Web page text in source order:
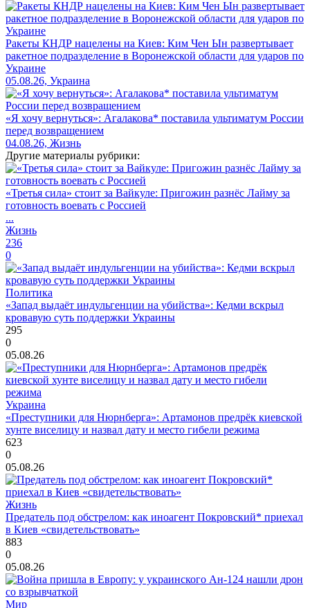
Ракеты КНДР нацелены на Киев: Ким Чен Ын развертывает
ракетное подразделение в Воронежской области для ударов по
Украине
05.08.26, Украина
«Я хочу вернуться»: Агалакова* поставила ультиматум России
перед возвращением
04.08.26, Жизнь
Другие материалы рубрики:
«Третья сила» стоит за Вайкуле: Пригожин разнёс Лайму за
готовность воевать с Россией
...
Жизнь
236
0
Политика
«Запад выдаёт индульгенции на убийства»: Кедми вскрыл
кровавую суть поддержки Украины
295
0
05.08.26
Украина
«Преступники для Нюрнберга»: Артамонов предрёк киевской
хунте виселицу и назвал дату и место гибели режима
623
0
05.08.26
Жизнь
Предатель под обстрелом: как иноагент Покровский* приехал
в Киев «свидетельствовать»
883
0
05.08.26
Мир